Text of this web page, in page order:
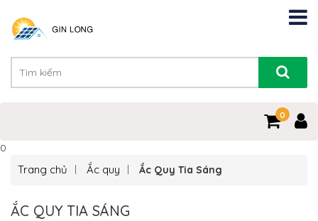
0
0
Trang chủ Ắc quy Ắc Quy Tia Sáng
ẮC QUY TIA SÁNG